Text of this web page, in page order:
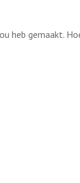
heb gemaakt.